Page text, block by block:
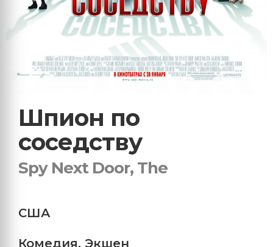
Шпион по
соседству
Spy Next Door, The
США
Комедия, Экшен